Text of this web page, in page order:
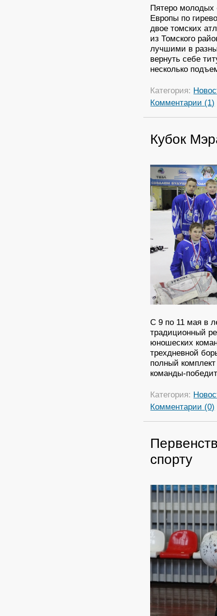
Пятеро молодых
Европы по
двое томских
из Томского
лучшими в
вернуть себе
несколько
Категория:
Комментарии (1)
Кубок
С 9 по 11 мая в
традиционный
юношеских
трехдневной
полный
команды-
Категория:
Комментарии (0)
спорту